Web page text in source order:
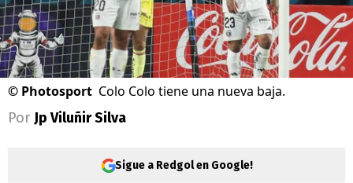
© Photosport Colo Colo tiene una nueva baja.
Por Jp Viluñir Silva
Sigue a Redgol en Google!